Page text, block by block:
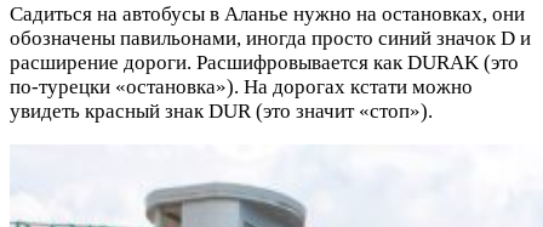
Садиться на автобусы в Аланье нужно на остановках, они
обозначены павильонами, иногда просто синий значок D и
расширение дороги. Расшифровывается как DURAK (это
по-турецки «остановка»). На дорогах кстати можно
увидеть красный знак DUR (это значит «стоп»).